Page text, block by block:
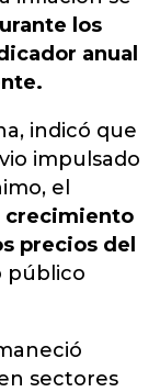
los
anual
indicó que
impulsado
el
crecimiento
precios del
público
sectores